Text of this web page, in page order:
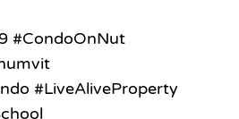
#CondoOnNut
#LiveAliveProperty